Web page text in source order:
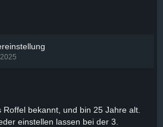
bekannt, und bin 25 Jahre alt.
einstellen lassen bei der 3.